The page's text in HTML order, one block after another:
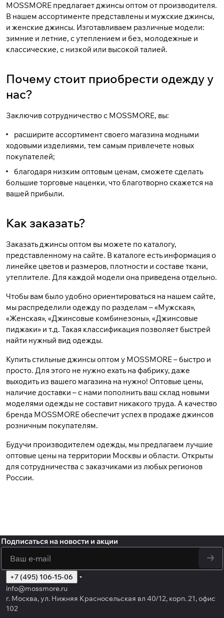
MOSSMORE предлагает джинсы оптом от производителя.
В нашем ассортименте представлены и мужские джинсы,
и женские джинсы. Изготавливаем различные модели:
зимние и летние, с утеплением и без, молодежные и
классические, с низкой или высокой талией.
Почему стоит приобрести одежду у
нас?
Заключив сотрудничество с MOSSMORE, вы:
расширите ассортимент своего магазина модными
ходовыми изделиями, тем самым привлечете новых
покупателей;
благодаря низким оптовым ценам, сможете сделать
большие торговые наценки, что благотворно скажется на
вашей прибыли.
Как заказать?
Заказать джинсы оптом вы можете по каталогу,
представленному на сайте. В каталоге есть информация о
линейке цветов и размеров, плотности и составе ткани,
утеплителе. Для каждой модели она приведена отдельно.
Чтобы вам было удобно ориентироваться на нашем сайте,
мы распределили одежду по разделам – «Мужская»,
«Женская», «Джинсовые комбинезоны», «Джинсовые
пиджаки» и т.д. Такая классификация позволяет быстрей
найти нужный вид одежды.
Купить стильные джинсы оптом у MOSSMORE – быстро и
просто. Для этого не нужно ехать на фабрику, даже
выходить из вашего магазина на нужно! Оптовые цены,
наличие доставки – с нами пополнить ваш склад новыми
моделями одежды не составит никакого труда. А качество
бренда MOSSMORE обеспечит успех в продаже джинсов
розничным покупателям.
Будучи производителем одежды, мы предлагаем лучшие
оптовые цены на территории Москвы и области. Открыты
для сотрудничества с заказчиками из любых регионов
России.
Подписаться на новости и акции
+7 (495) 106-15-06
info@mossmore.ru
г. Москва, ул. Нижняя Красносельская вл 40/12, корп. 21, офис
102